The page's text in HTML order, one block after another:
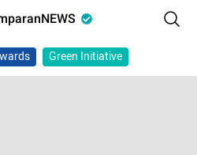
Green Initiative